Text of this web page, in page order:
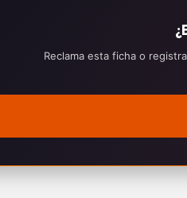
Reclama esta ficha o